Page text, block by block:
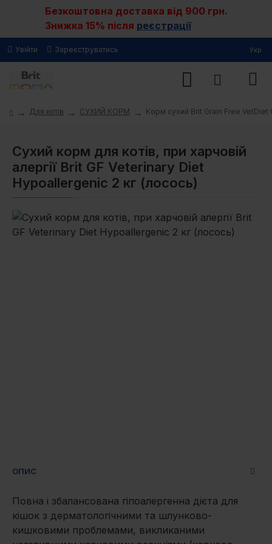
Безкоштовна доставка від 900 грн.
Знижка 15% після реєстрації
Увійти Зареєструватись Укр
Для котів СУХИЙ КОРМ Корм сухий Brit Grain Free
Сухий корм для котів, при харчовій
алергії Brit GF Veterinary Diet
Hypoallergenic 2 кг (лосось)
ОПИС
Повна і збалансована гіпоалергенна дієта для
кішок з дерматологічними та шлунково-
кишковими проблемами, викликаними